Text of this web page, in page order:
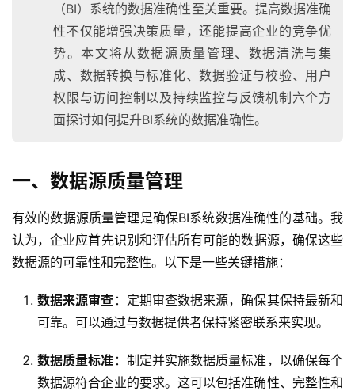
（BI）系统的数据准确性至关重要。提高数据准确
性不仅能增强决策质量，还能提高企业的竞争优
势。本文将从数据源质量管理、数据清洗与集
成、数据转换与标准化、数据验证与校验、用户
权限与访问控制以及持续监控与反馈机制六个方
面探讨如何提升BI系统的数据准确性。
一、数据源质量管理
有效的数据源质量管理是确保BI系统数据准确性的基础。我
认为，企业应首先识别和评估所有可能的数据源，确保这些
数据源的可靠性和完整性。以下是一些关键措施：
数据来源审查 ：定期审查数据来源，确保其保持最新和
可靠。可以通过与数据提供者保持紧密联系来实现。
数据质量标准 ：制定并实施数据质量标准，以确保每个
数据源符合企业的要求。这可以包括准确性、完整性和